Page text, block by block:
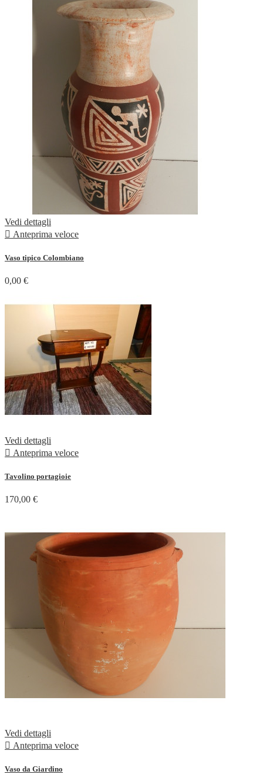
Vedi dettagli
 Anteprima veloce
Vaso tipico Colombiano
0,00 €
Vedi dettagli
 Anteprima veloce
Tavolino portagioie
170,00 €
Vedi dettagli
 Anteprima veloce
Vaso da Giardino